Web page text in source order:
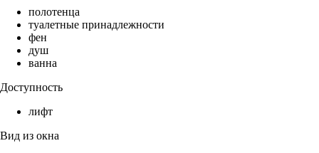
полотенца
туалетные принадлежности
фен
душ
ванна
Доступность
лифт
Вид из окна